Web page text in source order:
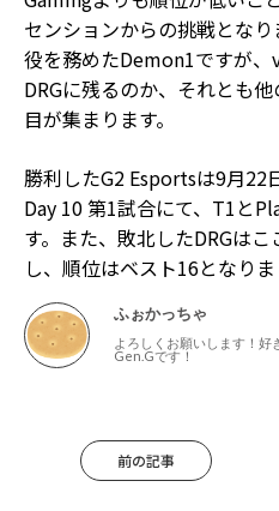
センションからの挑戦とな
役を務めたDemon1ですが
DRGに残るのか、それとも
目が集まります。
勝利したG2 Esportsは9月22
Day 10 第1試合にて、T1と
す。また、敗北したDRGは
し、順位はベスト16となりま
ふぉかっちゃ
よろしくお願いします！
Gen.Gです！
前の記事